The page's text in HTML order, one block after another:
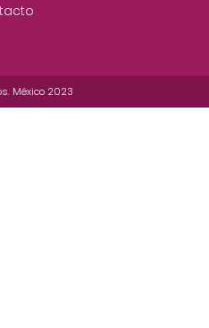
México 2023